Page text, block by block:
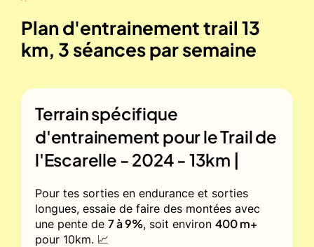
Plan d'entrainement trail 13
km, 3 séances par semaine
Terrain spécifique
d'entrainement pour leTrail de
l'Escarelle - 2024 - 13km |
Pour tes sorties en endurance et sorties
longues, essaie de faire des montées avec
une pente de 7 à 9%, soit environ 400 m+
pour 10km. 📈